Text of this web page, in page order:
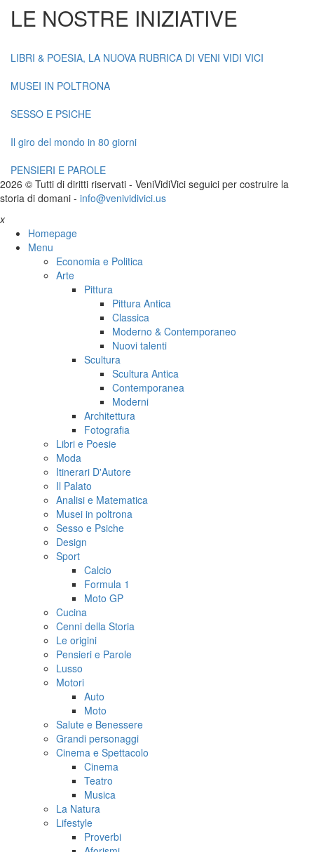
LE NOSTRE INIZIATIVE
LIBRI & POESIA, LA NUOVA RUBRICA DI VENI VIDI VICI
MUSEI IN POLTRONA
SESSO E PSICHE
Il giro del mondo in 80 giorni
PENSIERI E PAROLE
2026 © Tutti di diritti riservati - VeniVidiVici seguici per costruire la
storia di domani - info@venividivici.us
x
Homepage
Menu
Economia e Politica
Arte
Pittura
Pittura Antica
Classica
Moderno & Contemporaneo
Nuovi talenti
Scultura
Scultura Antica
Contemporanea
Moderni
Architettura
Fotografia
Libri e Poesie
Moda
Itinerari D'Autore
Il Palato
Analisi e Matematica
Musei in poltrona
Sesso e Psiche
Design
Sport
Calcio
Formula 1
Moto GP
Cucina
Cenni della Storia
Le origini
Pensieri e Parole
Lusso
Motori
Auto
Moto
Salute e Benessere
Grandi personaggi
Cinema e Spettacolo
Cinema
Teatro
Musica
La Natura
Lifestyle
Proverbi